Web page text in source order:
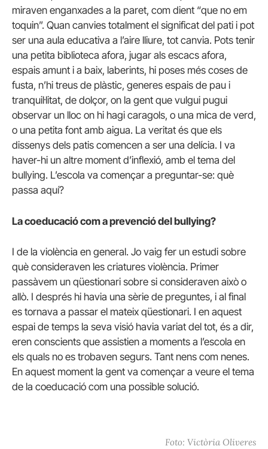
miraven enganxades a la paret, com dient “que no em
toquin”. Quan canvies totalment el significat del pati i pot
ser una aula educativa a l’aire lliure, tot canvia. Pots tenir
una petita biblioteca afora, jugar als escacs afora,
espais amunt i a baix, laberints, hi poses més coses de
fusta, n’hi treus de plàstic, generes espais de pau i
tranquil·litat, de dolçor, on la gent que vulgui pugui
observar un lloc on hi hagi caragols, o una mica de verd,
o una petita font amb aigua. La veritat és que els
dissenys dels patis comencen a ser una delícia. I va
haver-hi un altre moment d’inflexió, amb el tema del
bullying. L’escola va començar a preguntar-se: què
passa aquí?
La coeducació com a prevenció del bullying?
I de la violència en general. Jo vaig fer un estudi sobre
què consideraven les criatures violència. Primer
passàvem un qüestionari sobre si consideraven això o
allò. I després hi havia una sèrie de preguntes, i al final
es tornava a passar el mateix qüestionari. I en aquest
espai de temps la seva visió havia variat del tot, és a dir,
eren conscients que assistien a moments a l’escola en
els quals no es trobaven segurs. Tant nens com nenes.
En aquest moment la gent va començar a veure el tema
de la coeducació com una possible solució.
Foto: Victòria Oliveres